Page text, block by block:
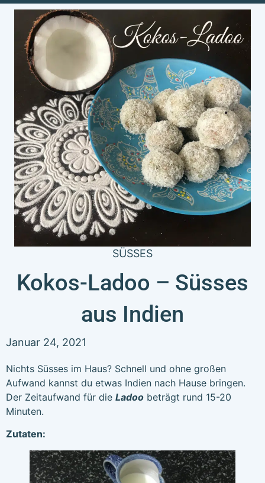
SÜSSES
Kokos-Ladoo – Süsses
aus Indien
Januar 24, 2021
Nichts Süsses im Haus? Schnell und ohne großen
Aufwand kannst du etwas Indien nach Hause bringen.
Der Zeitaufwand für die Ladoo beträgt rund 15-20
Minuten.
Zutaten: